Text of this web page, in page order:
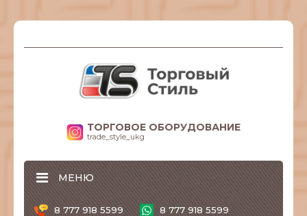
ТОРГОВОЕ ОБОРУДОВАНИЕ
trade_style_ukg
МЕНЮ
8 777 918 5599 8 777 918 5599